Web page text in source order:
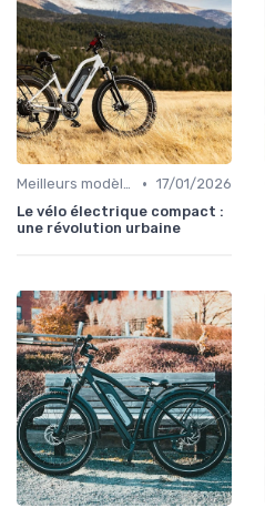
Meilleurs modèles et marques • 17/01/2026
Le vélo électrique compact :
une révolution urbaine